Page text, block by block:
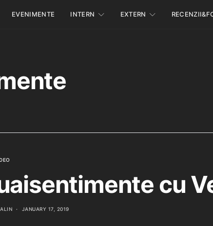
EVENIMENTE INTERN EXTERN
cu
JANUARY 17, 2019